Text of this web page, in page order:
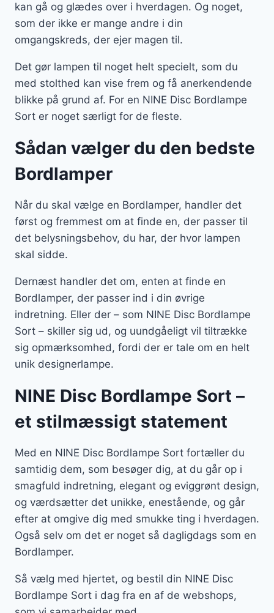
kan gå og glædes over i hverdagen. Og noget,
som der ikke er mange andre i din
omgangskreds, der ejer magen til.
Det gør lampen til noget helt specielt, som du
med stolthed kan vise frem og få anerkendende
blikke på grund af. For en NINE Disc Bordlampe
Sort er noget særligt for de fleste.
Sådan vælger du den bedste
Bordlamper
Når du skal vælge en Bordlamper, handler det
først og fremmest om at finde en, der passer til
det belysningsbehov, du har, der hvor lampen
skal sidde.
Dernæst handler det om, enten at finde en
Bordlamper, der passer ind i din øvrige
indretning. Eller der – som NINE Disc Bordlampe
Sort – skiller sig ud, og uundgåeligt vil tiltrække
sig opmærksomhed, fordi der er tale om en helt
unik designerlampe.
NINE Disc Bordlampe Sort –
et stilmæssigt statement
Med en NINE Disc Bordlampe Sort fortæller du
samtidig dem, som besøger dig, at du går op i
smagfuld indretning, elegant og eviggrønt design,
og værdsætter det unikke, enestående, og går
efter at omgive dig med smukke ting i hverdagen.
Også selv om det er noget så dagligdags som en
Bordlamper.
Så vælg med hjertet, og bestil din NINE Disc
Bordlampe Sort i dag fra en af de webshops,